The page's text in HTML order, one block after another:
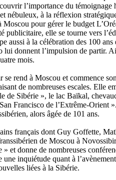
l’importance du
nébuleux, à la réflexion
Moscou pour gérer le budget
publicitaire, elle se tourne vers
aussi à la célébration des 100
lui donnent l’impulsion de partir.
mois.
rend à Moscou et commence
de nombreuses escales. Elle
de Sibérie », le lac Baïkal,
Francisco de l’Extrême-Orient
alors âgée de 101 ans.
français dont Guy Goffette,
de Moscou à
et donne de nombreuses
une inquiétude quant à
liées à la Sibérie.